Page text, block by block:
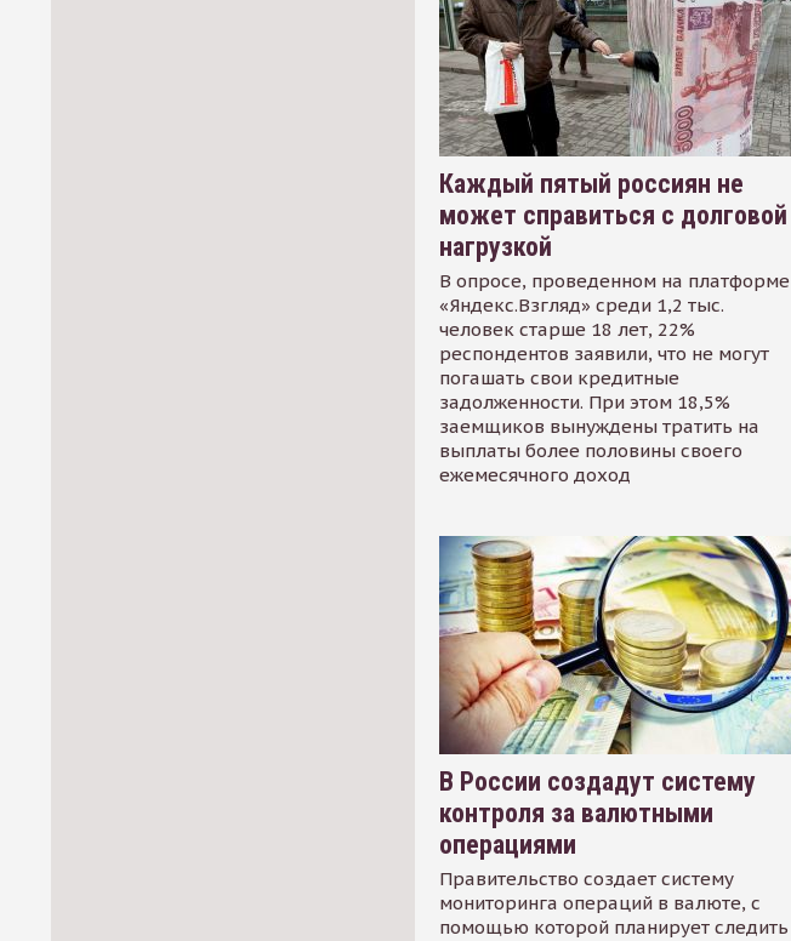
Каждый пятый россиян не
может справиться с долговой
нагрузкой
В опросе, проведенном на платформе
«Яндекс.Взгляд» среди 1,2 тыс.
человек старше 18 лет, 22%
респондентов заявили, что не могут
погашать свои кредитные
задолженности. При этом 18,5%
заемщиков вынуждены тратить на
выплаты более половины своего
ежемесячного доход
В России создадут систему
контроля за валютными
операциями
Правительство создает систему
мониторинга операций в валюте, с
помощью которой планирует следить